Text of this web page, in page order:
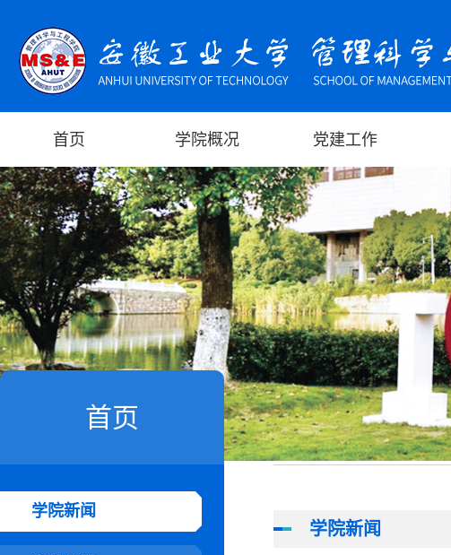
首页 学院概况 党建工作
首页
学院新闻
学院新闻